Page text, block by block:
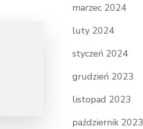
marzec 2024
luty 2024
styczeń 2024
grudzień 2023
listopad 2023
październik 2023